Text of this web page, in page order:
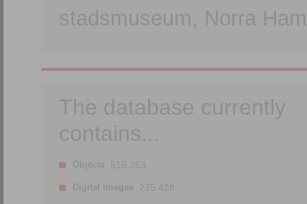
stadsmuseum, Norra
The database currently
contains...
Objects 516 253.
Digital images 275 428.